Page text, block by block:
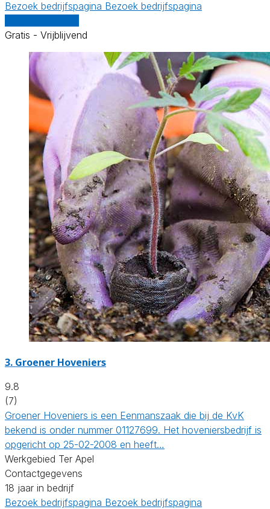
Bezoek bedrijfspagina Bezoek bedrijfspagina
Gratis - Vrijblijvend
3. Groener Hoveniers
9.8
(7)
Groener Hoveniers is een Eenmanszaak die bij de KvK
bekend is onder nummer 01127699. Het hoveniersbedrijf is
opgericht op 25-02-2008 en heeft…
Werkgebied Ter Apel
Contactgegevens
18 jaar in bedrijf
Bezoek bedrijfspagina Bezoek bedrijfspagina